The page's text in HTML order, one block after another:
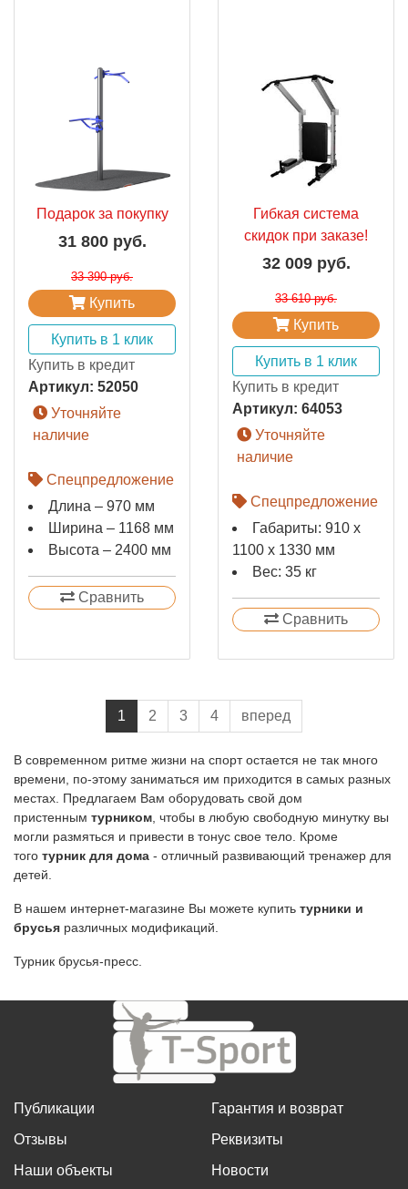
Подарок за покупку
31 800 руб.
33 390 руб.
Купить
Купить в 1 клик
Купить в кредит
Артикул: 52050
Уточняйте
наличие
Спецпредложение
Длина – 970 мм
Ширина – 1168 мм
Высота – 2400 мм
Сравнить
Гибкая система
скидок при заказе!
32 009 руб.
33 610 руб.
Купить
Купить в 1 клик
Купить в кредит
Артикул: 64053
Уточняйте
наличие
Спецпредложение
Габариты: 910 x
1100 x 1330 мм
Вес: 35 кг
Сравнить
1 2 3 4 вперед
В современном ритме жизни на спорт остается не так много
времени, по-этому заниматься им приходится в самых разных
местах. Предлагаем Вам оборудовать свой дом
пристенным турником , чтобы в любую свободную минутку вы
могли размяться и привести в тонус свое тело. Кроме
того турник для дома - отличный развивающий тренажер для
детей.
В нашем интернет-магазине Вы можете купить турники и
брусья различных модификаций.
Турник брусья-пресс.
Публикации
Отзывы
Наши объекты
Гарантия и возврат
Реквизиты
Новости